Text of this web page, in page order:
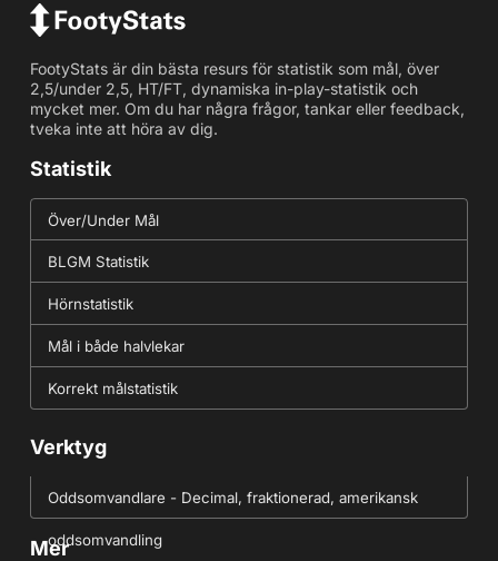
FootyStats är din bästa resurs för statistik som mål, över
2,5/under 2,5, HT/FT, dynamiska in-play-statistik och
mycket mer. Om du har några frågor, tankar eller feedback,
tveka inte att höra av dig.
Statistik
Över/Under Mål
BLGM Statistik
Hörnstatistik
Mål i både halvlekar
Korrekt målstatistik
Verktyg
Oddsomvandlare - Decimal, fraktionerad, amerikansk
oddsomvandling
Mer